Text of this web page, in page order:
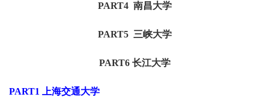
PART4 南昌大学
PART5 三峡大学
PART6 长江大学
PART1 上海交通大学